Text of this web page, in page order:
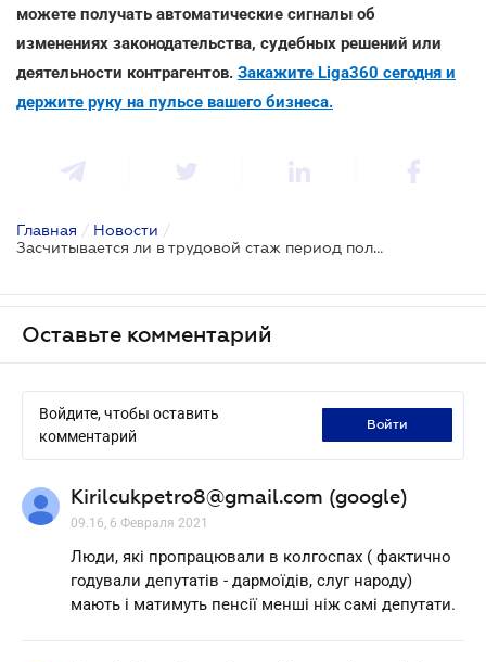
можете получать автоматические сигналы об
изменениях законодательства, судебных решений или
деятельности контрагентов. Закажите Liga360 сегодня и
держите руку на пульсе вашего бизнеса.
Главная / Новости /
Засчитывается ли в трудовой стаж период получения пособия по частичной безработице
Оставьте комментарий
Войдите, чтобы оставить
комментарий
войти
Kirilcukpetro8@gmail.com (google)
09.16, 6 Февраля 2021
Люди, які пропрацювали в колгоспах ( фактично
годували депутатів - дармоїдів, слуг народу)
мають і матимуть пенсії менші ніж самі депутати.